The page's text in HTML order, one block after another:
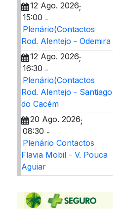
12 Ago. 2026;
15:00 -
Plenário(Contactos
Rod. Alentejo - Odemira
12 Ago. 2026;
16:30 -
Plenário(Contactos
Rod. Alentejo - Santiago
do Cacém
20 Ago. 2026;
08:30 -
Plenário Contactos
Flavia Mobil - V. Pouca
Aguiar